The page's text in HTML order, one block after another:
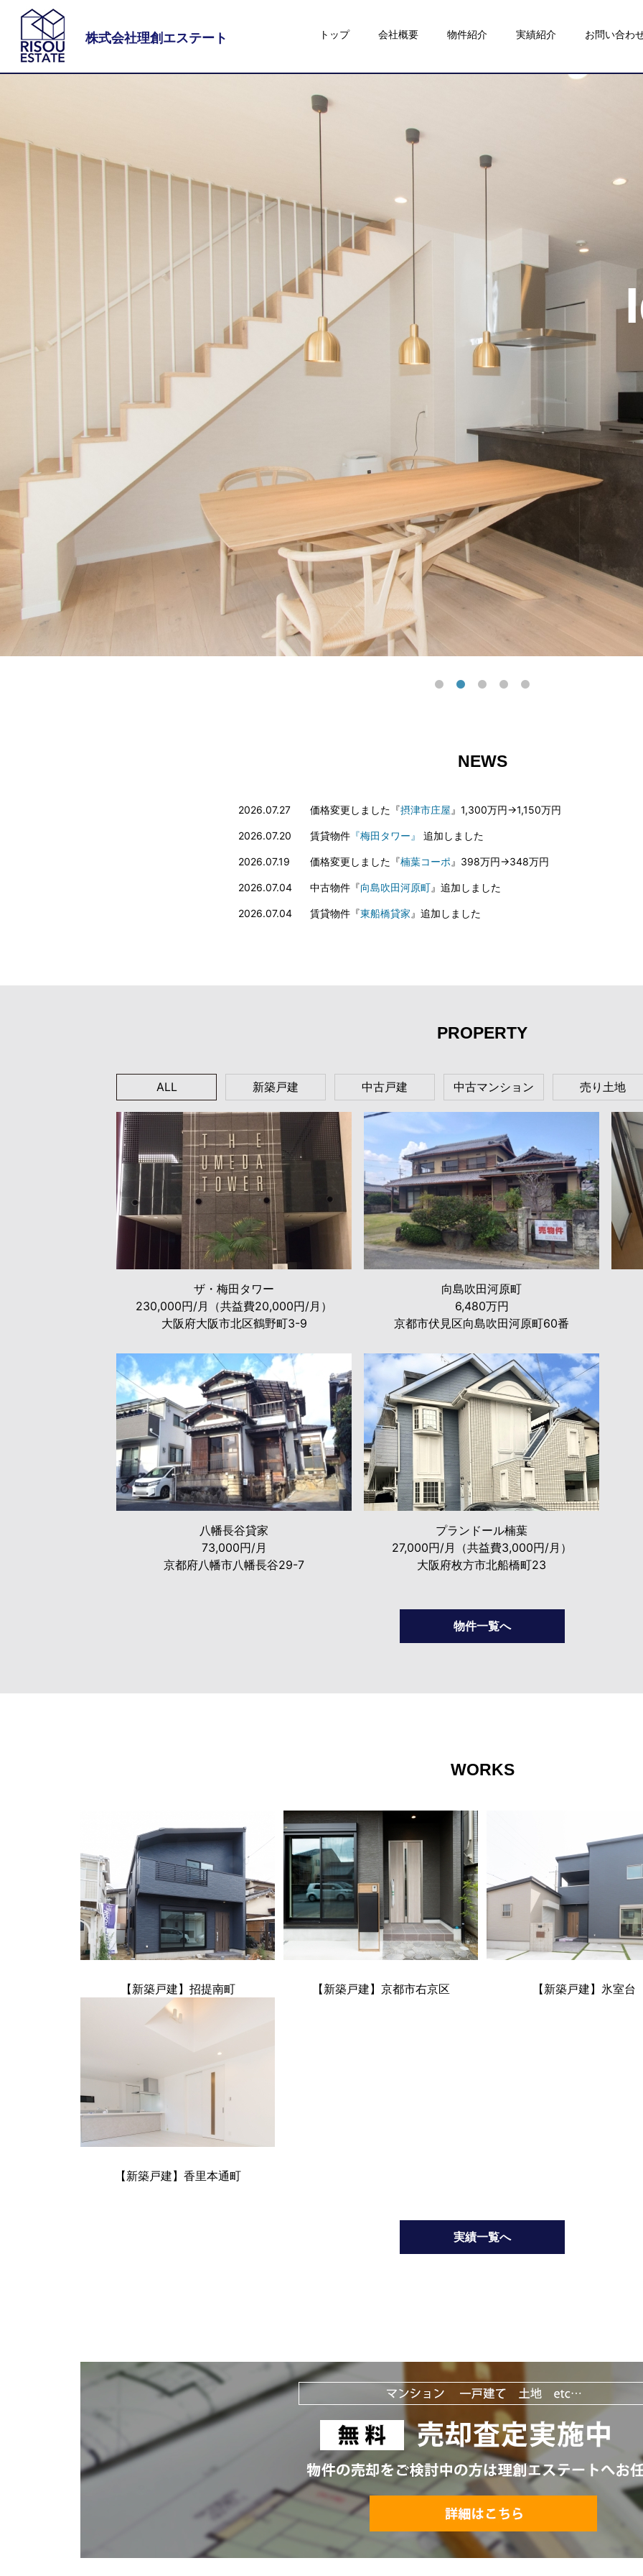
株式会社理創エステート トップ 会社概要 物件紹介 実績紹介 お問い合わ
NEWS
2026.07.27 価格変更しました『摂津市庄屋 』1,300万円→1,150万円
2026.07.20 賃貸物件 『梅田タワー』 追加しました
2026.07.19 価格変更しました『楠葉コーポ 』398万円→348万円
2026.07.04 中古物件『向島吹田河原町』追加しました
2026.07.04 賃貸物件『東船橋貸家 』追加しました
PROPERTY
ALL 新築戸建 中古戸建 中古マンション 売り土地
ザ・梅田タワー
230,000円/月（共益費20,000円/月）
大阪府大阪市北区鶴野町3-9
向島吹田河原町
6,480万円
京都市伏見区向島吹田河原町60番
八幡長谷貸家
73,000円/月
京都府八幡市八幡長谷29-7
プランドール楠葉
27,000円/月（共益費3,000円/月）
大阪府枚方市北船橋町23
物件一覧へ
WORKS
【新築戸建】招提南町 【新築戸建】京都市右京区 【新築戸建】氷室台
【新築戸建】香里本通町
実績一覧へ